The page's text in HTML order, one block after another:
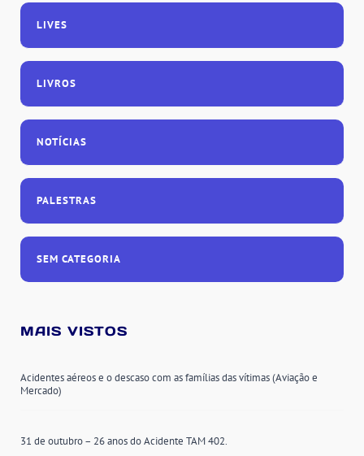
LIVES
LIVROS
NOTÍCIAS
PALESTRAS
SEM CATEGORIA
MAIS VISTOS
Acidentes aéreos e o descaso com as famílias das vítimas (Aviação e
Mercado)
31 de outubro – 26 anos do Acidente TAM 402.